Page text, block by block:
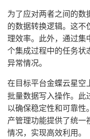
为了应对两者之间的数
的数据转换逻辑。这不
理效率。此外，通过集
个集成过程中的任务状
异常情况。
在目标平台金蝶云星空
批量数据写入操作。此
以确保稳定性和可靠性
产管理功能提供了统一
情况，实现高效利用。